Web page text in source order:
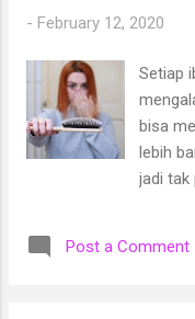
kira
hal
rusak :
- February 12, 2020
Setiap
bisa
lebih
jadi tak
wajar.
Post a Comment